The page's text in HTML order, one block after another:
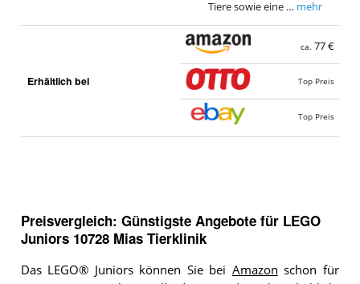
Tiere sowie eine … mehr
Erhältlich bei
ca. 77 €
Top Preis
Top Preis
Preisvergleich: Günstigste Angebote für LEGO
Juniors 10728 Mias Tierklinik
Das LEGO® Juniors können Sie bei Amazon schon für